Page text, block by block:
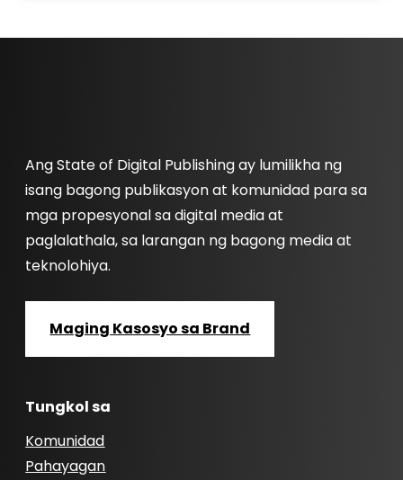
Ang State of Digital Publishing ay lumilikha ng
isang bagong publikasyon at komunidad para sa
mga propesyonal sa digital media at
paglalathala, sa larangan ng bagong media at
teknolohiya.
Maging Kasosyo sa Brand
Tungkol sa
Komunidad
Pahayagan